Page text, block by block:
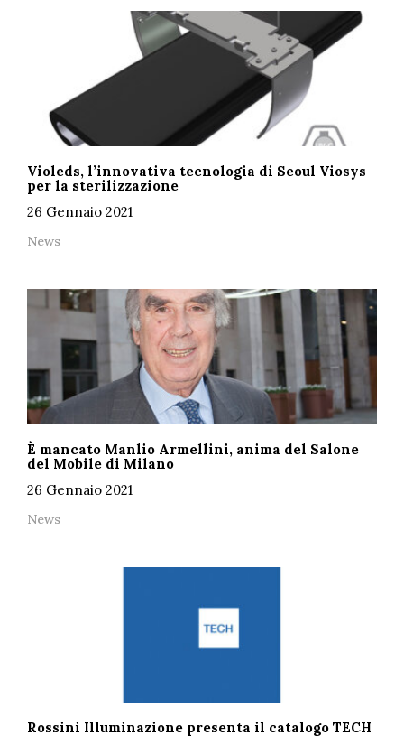
Violeds, l’innovativa tecnologia di Seoul Viosys
per la sterilizzazione
26 Gennaio 2021
News
È mancato Manlio Armellini, anima del Salone
del Mobile di Milano
26 Gennaio 2021
News
Rossini Illuminazione presenta il catalogo TECH